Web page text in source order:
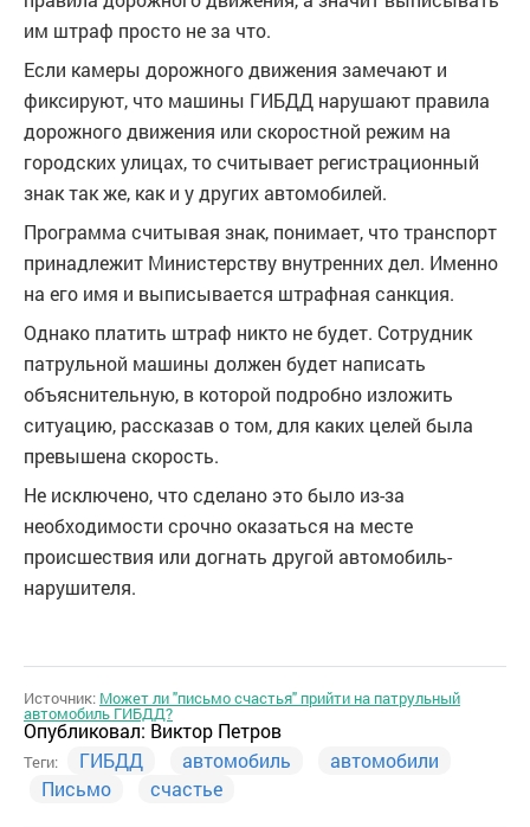
им штраф просто не за что.
Если камеры дорожного движения замечают и
фиксируют, что машины ГИБДД нарушают правила
дорожного движения или скоростной режим на
городских улицах, то считывает регистрационный
знак так же, как и у других автомобилей.
Программа считывая знак, понимает, что транспорт
принадлежит Министерству внутренних дел. Именно
на его имя и выписывается штрафная санкция.
Однако платить штраф никто не будет. Сотрудник
патрульной машины должен будет написать
объяснительную, в которой подробно изложить
ситуацию, рассказав о том, для каких целей была
превышена скорость.
Не исключено, что сделано это было из-за
необходимости срочно оказаться на месте
происшествия или догнать другой автомобиль-
нарушителя.
Источник: Может ли "письмо счастья" прийти на патрульный
автомобиль ГИБДД?
Опубликовал: Виктор Петров
Теги: ГИБДД автомобиль
автомобили
Письмо
счастье